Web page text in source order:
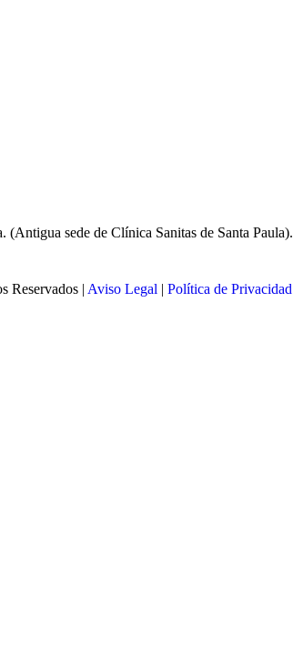
sede de Clínica Sanitas de Santa Paula).
Reservados | Aviso Legal | Política de Privacidad